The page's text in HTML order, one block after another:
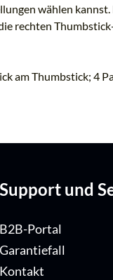
wählen kannst.
rechten
am Thumbstick; 4
Support und
B2B-Portal
Garantiefall
Kontakt